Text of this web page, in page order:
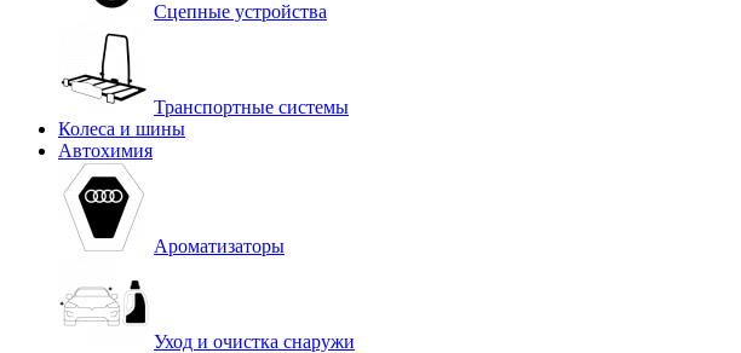
Сцепные устройства
Транспортные системы
Колеса и шины
Автохимия
Ароматизаторы
Уход и очистка снаружи